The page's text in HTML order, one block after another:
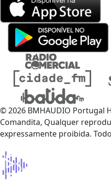
© 2026 BMHAUDIO Portugal
Comandita, Qualquer
expressamente proibida.